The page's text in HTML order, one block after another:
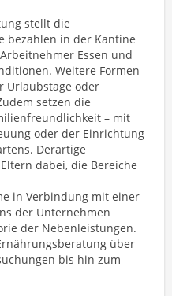
stellt die
bezahlen in der Kantine
Essen und
Weitere Formen
Urlaubstage oder
setzen die
– mit
oder der Einrichtung
Derartige
dabei, die Bereiche
in Verbindung mit einer
der Unternehmen
der Nebenleistungen.
über
bis hin zum